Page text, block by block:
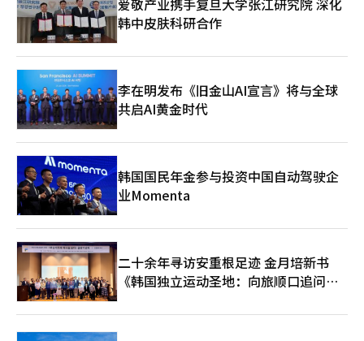
心的非必要室内外照明，熄灯时间将比官方规定的10分钟更长，达
到1小时，以最大限度减少能源消耗。※ 本报道经人工智能（AI）
系统翻译与编辑。
韩中皮肤科研合作
李在明发布《旧金山AI宣言》将与全球
共启AI黄金时代
韩国国民年金参与投资中国自动驾驶企
业Momenta
二十余年寻访安重根足迹 金月培新书
《韩国独立运动圣地：向旅顺口追问历